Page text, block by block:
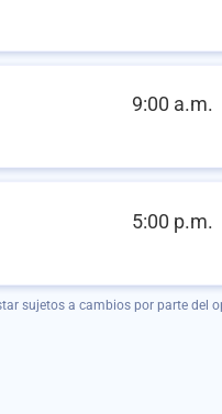
9:00 a.m.
5:00 p.m.
sujetos a cambios por parte del